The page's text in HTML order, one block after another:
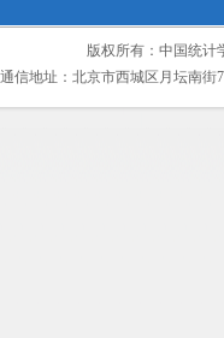
版权所有：中国统计
通信地址：北京市西城区月坛南